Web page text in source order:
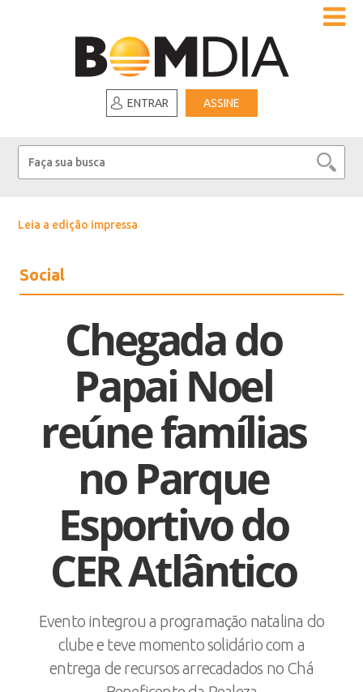
ENTRAR ASSINE
Leia a edição impressa
Social
Chegada do
Papai Noel
reúne famílias
no Parque
Esportivo do
CER Atlântico
Evento integrou a programação natalina do
clube e teve momento solidário com a
entrega de recursos arrecadados no Chá